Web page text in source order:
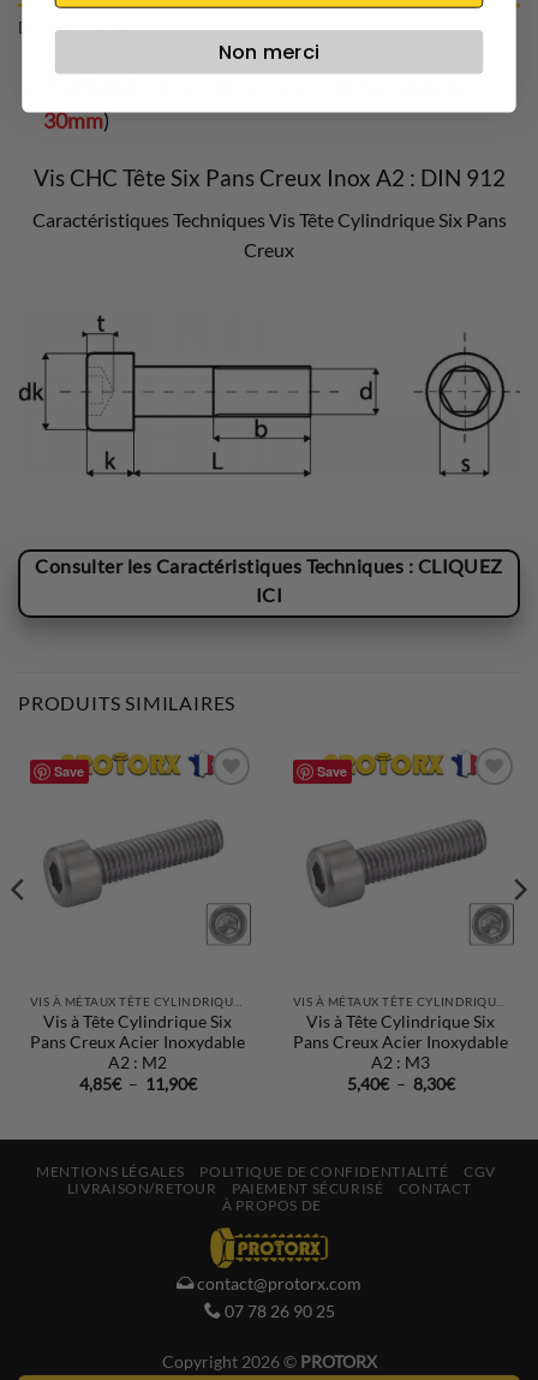
DESCRIPTION
30mm)
Vis CHC Tête Six Pans Creux Inox A2 : DIN 912
Caractéristiques Techniques Vis Tête Cylindrique Six Pans
Creux
Consulter les Caractéristiques Techniques : CLIQUEZ
ICI
PRODUITS SIMILAIRES
Save
à la liste
de
souhaits
Vis à Tête Cylindrique Six
Pans Creux Acier Inoxydable
A2 : M2
4,85€ – 11,90€Plage
à
Save
à la liste
de
souhaits
Vis à Tête Cylindrique Six
Pans Creux Acier Inoxydable
A2 : M3
5,40€ – 8,30€Plage
à
MENTIONS LÉGALES POLITIQUE DE CONFIDENTIALITÉ
CGV
LIVRAISON/RETOUR
PAIEMENT SÉCURISÉ
CONTACT
À PROPOS DE
contact@protorx.com
07 78 26 90 25
Copyright 2026 © PROTORX
Non merci